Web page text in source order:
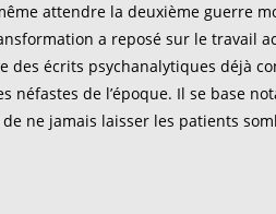
attendre la deuxième guerre
a reposé sur le travail
des écrits psychanalytiques déjà
de l’époque. Il se base
ne jamais laisser les patients